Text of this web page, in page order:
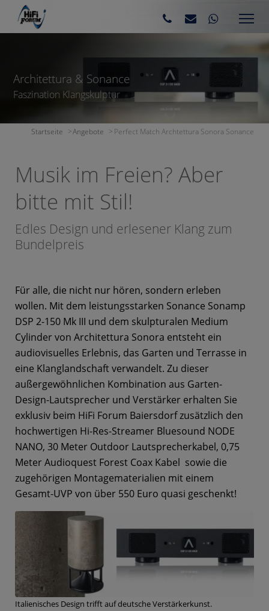
Architettura & Sonance
Faszination Klangskulptur
Startseite Angebote Perfect Match Archtettura Sonora Sonance
Musik im Freien? Aber
bitte mit Stil!
Edles Design und erlesener Klang zum
Bundelpreis
Für alle, die nicht nur hören, sondern erleben
wollen. Mit dem leistungsstarken Sonance Sonamp
DSP 2-150 Mk III und dem skulpturalen Medium
Cylinder von Architettura Sonora entsteht ein
audiovisuelles Erlebnis, das Garten und Terrasse in
eine Klanglandschaft verwandelt. Zu dieser
außergewöhnlichen Kombination aus Garten-
Design-Lautsprecher und Verstärker erhalten Sie
exklusiv beim HiFi Forum Baiersdorf zusätzlich den
hochwertigen Hi-Res-Streamer Bluesound NODE
NANO, 30 Meter Outdoor Lautsprecherkabel, 0,75
Meter Audioquest Forest Coax Kabel sowie die
zugehörigen Montagematerialien mit einem
Gesamt-UVP von über 550 Euro quasi geschenkt!
Italienisches Design trifft auf deutsche Verstärkerkunst.